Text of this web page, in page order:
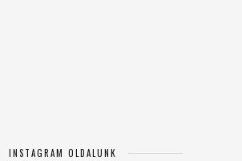
INSTAGRAM OLDALUNK